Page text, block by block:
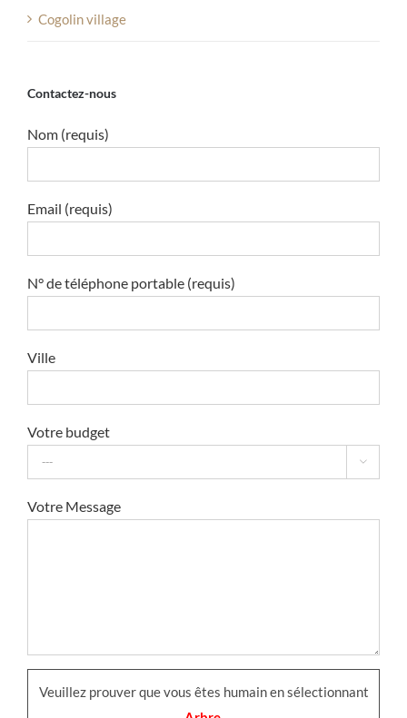
Cogolin village
Contactez-nous
Nom (requis)
Email (requis)
N° de téléphone portable (requis)
Ville
Votre budget

Votre Message
Veuillez prouver que vous êtes humain en sélectionnant